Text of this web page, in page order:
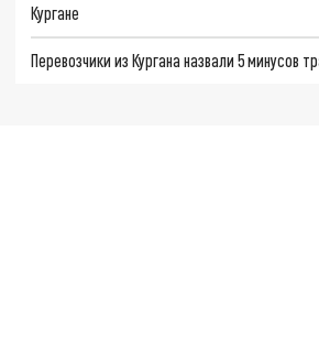
Кургане
Перевозчики из Кургана назвали 5 минусов